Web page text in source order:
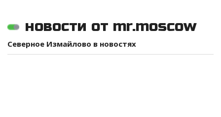
новости от mr.moscow
Северное Измайлово в новостях